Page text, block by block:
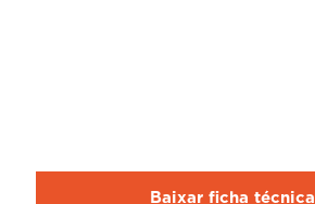
Baixar ficha técnica